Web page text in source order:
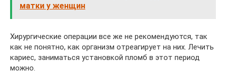
матки у женщин
Хирургические операции все же не рекомендуются, так
как не понятно, как организм отреагирует на них. Лечить
кариес, заниматься установкой пломб в этот период
можно.